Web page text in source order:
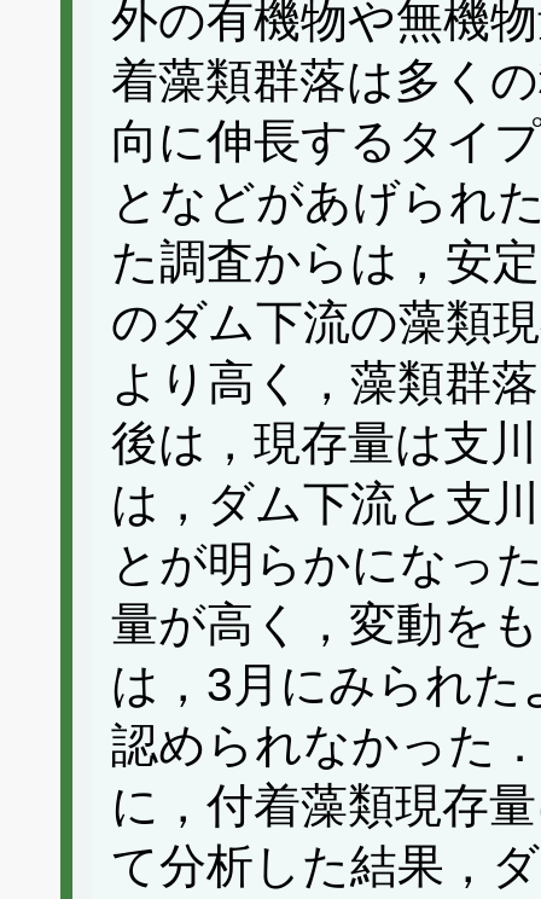
外の有機物や無機
着藻類群落は多く
向に伸長するタイ
となどがあげられ
た調査からは，安
のダム下流の藻類
より高く，藻類群
後は，現存量は支
は，ダム下流と支
とが明らかになっ
量が高く，変動を
は，3月にみられ
認められなかった
に，付着藻類現存
て分析した結果，